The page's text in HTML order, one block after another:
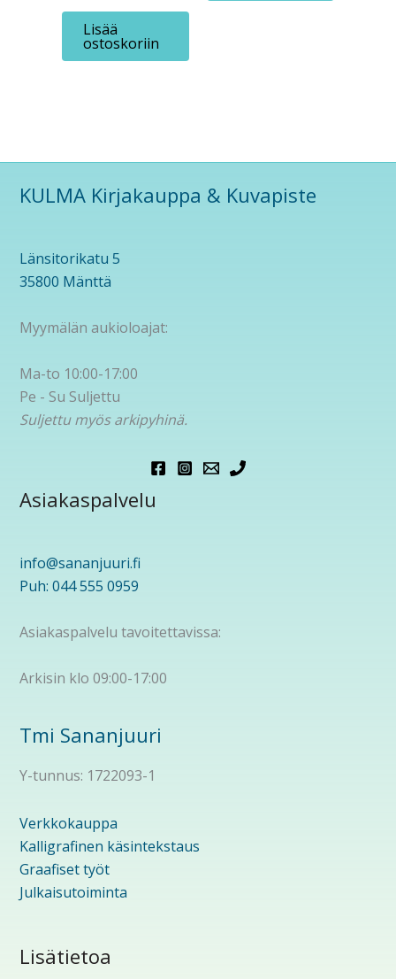
Lisää
ostoskoriin
KULMA Kirjakauppa & Kuvapiste
Länsitorikatu 5
35800 Mänttä
Myymälän aukioloajat:
Ma-to 10:00-17:00
Pe - Su Suljettu
Suljettu myös arkipyhinä.
Asiakaspalvelu
info@sananjuuri.fi
Puh: 044 555 0959
Asiakaspalvelu tavoitettavissa:
Arkisin klo 09:00-17:00
Tmi Sananjuuri
Y-tunnus: 1722093-1
Verkkokauppa
Kalligrafinen käsintekstaus
Graafiset työt
Julkaisutoiminta
Lisätietoa